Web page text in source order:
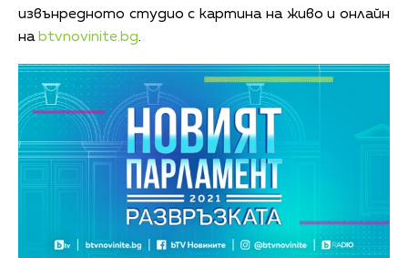
извънредното студио с картина на живо и онлайн
на btvnovinite.bg.